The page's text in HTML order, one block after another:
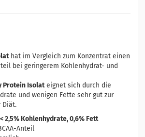
hat im Vergleich zum Konzentrat einen
bei geringerem Kohlenhydrat- und
Protein Isolateignet sich durch die
und wenigen Fette sehr gut zur
Diät.
2,5% Kohlenhydrate, 0,6% Fett
Anteil